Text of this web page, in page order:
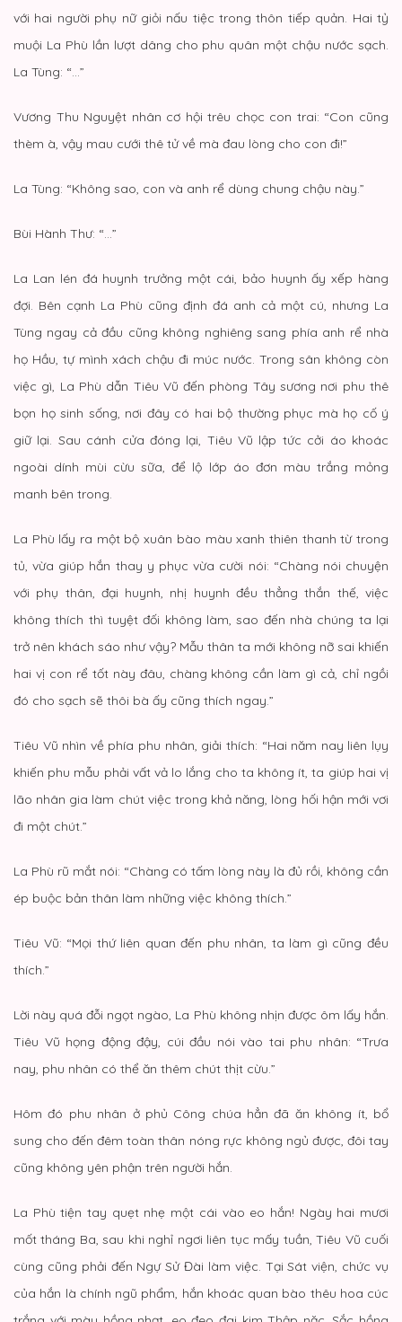
với hai người phụ nữ giỏi nấu tiệc trong thôn tiếp quản. Hai tỷ
muội La Phù lần lượt dâng cho phu quân một chậu nước sạch.
La Tùng: “…”
Vương Thu Nguyệt nhân cơ hội trêu chọc con trai: “Con cũng
thèm à, vậy mau cưới thê tử về mà đau lòng cho con đi!”
La Tùng: “Không sao, con và anh rể dùng chung chậu này.”
Bùi Hành Thư: “…”
La Lan lén đá huynh trưởng một cái, bảo huynh ấy xếp hàng
đợi. Bên cạnh La Phù cũng định đá anh cả một cú, nhưng La
Tùng ngay cả đầu cũng không nghiêng sang phía anh rể nhà
họ Hầu, tự mình xách chậu đi múc nước. Trong sân không còn
việc gì, La Phù dẫn Tiêu Vũ đến phòng Tây sương nơi phu thê
bọn họ sinh sống, nơi đây có hai bộ thường phục mà họ cố ý
giữ lại. Sau cánh cửa đóng lại, Tiêu Vũ lập tức cởi áo khoác
ngoài dính mùi cừu sữa, để lộ lớp áo đơn màu trắng mỏng
manh bên trong.
La Phù lấy ra một bộ xuân bào màu xanh thiên thanh từ trong
tủ, vừa giúp hắn thay y phục vừa cười nói: “Chàng nói chuyện
với phụ thân, đại huynh, nhị huynh đều thẳng thắn thế, việc
không thích thì tuyệt đối không làm, sao đến nhà chúng ta lại
trở nên khách sáo như vậy? Mẫu thân ta mới không nỡ sai khiến
hai vị con rể tốt này đâu, chàng không cần làm gì cả, chỉ ngồi
đó cho sạch sẽ thôi bà ấy cũng thích ngay.”
Tiêu Vũ nhìn về phía phu nhân, giải thích: “Hai năm nay liên lụy
khiến phu mẫu phải vất vả lo lắng cho ta không ít, ta giúp hai vị
lão nhân gia làm chút việc trong khả năng, lòng hối hận mới vơi
đi một chút.”
La Phù rũ mắt nói: “Chàng có tấm lòng này là đủ rồi, không cần
ép buộc bản thân làm những việc không thích.”
Tiêu Vũ: “Mọi thứ liên quan đến phu nhân, ta làm gì cũng đều
thích.”
Lời này quá đỗi ngọt ngào, La Phù không nhịn được ôm lấy hắn.
Tiêu Vũ họng động đậy, cúi đầu nói vào tai phu nhân: “Trưa
nay, phu nhân có thể ăn thêm chút thịt cừu.”
Hôm đó phu nhân ở phủ Công chúa hẳn đã ăn không ít, bổ
sung cho đến đêm toàn thân nóng rực không ngủ được, đôi tay
cũng không yên phận trên người hắn.
La Phù tiện tay quẹt nhẹ một cái vào eo hắn! Ngày hai mươi
mốt tháng Ba, sau khi nghỉ ngơi liên tục mấy tuần, Tiêu Vũ cuối
cùng cũng phải đến Ngự Sử Đài làm việc. Tại Sát viện, chức vụ
của hắn là chính ngũ phẩm, hắn khoác quan bào thêu hoa cúc